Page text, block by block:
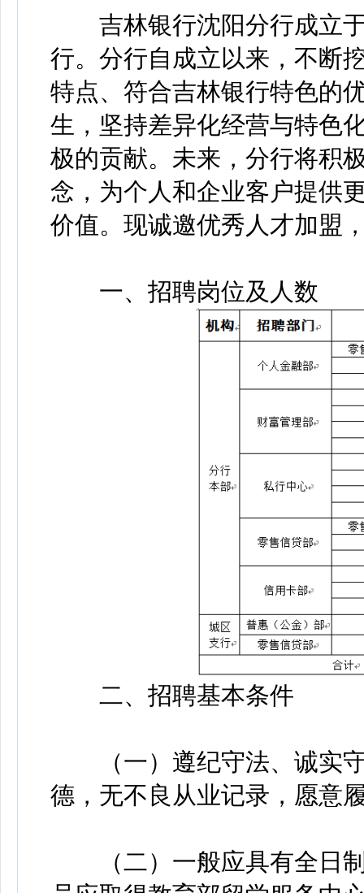
吉林银行沈阳分行成立于
行。分行自成立以来，不断
特点、符合吉林银行特色的
生，坚持差异化经营与特色
极的贡献。未来，分行将积
念，为个人和企业客户提供
价值。现诚邀优秀人才加盟
一、招聘岗位及人数
二、招聘基本条件
（一）遵纪守法、诚实守
德，无不良从业记录，愿意
（二）一般应具有全日制